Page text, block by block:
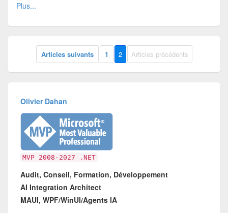
Plus...
Articles suivants 1 2 Articles précédents
Olivier Dahan
MVP 2008-2027 .NET
Audit, Conseil, Formation, Développement
AI Integration Architect
MAUI, WPF/WinUI/Agents IA